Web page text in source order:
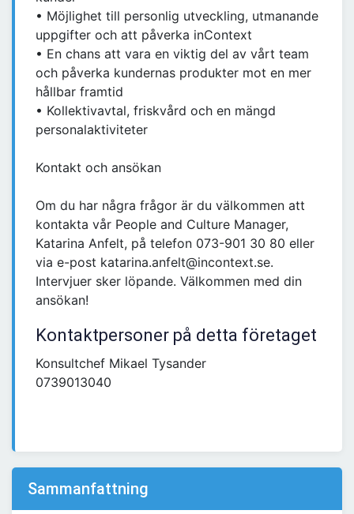
• Möjlighet till personlig utveckling, utmanande
uppgifter och att påverka inContext
• En chans att vara en viktig del av vårt team
och påverka kundernas produkter mot en mer
hållbar framtid
• Kollektivavtal, friskvård och en mängd
personalaktiviteter
Kontakt och ansökan
Om du har några frågor är du välkommen att
kontakta vår People and Culture Manager,
Katarina Anfelt, på telefon 073-901 30 80 eller
via e-post katarina.anfelt@incontext.se.
Intervjuer sker löpande. Välkommen med din
ansökan!
Kontaktpersoner på detta företaget
Konsultchef Mikael Tysander
0739013040
Sammanfattning